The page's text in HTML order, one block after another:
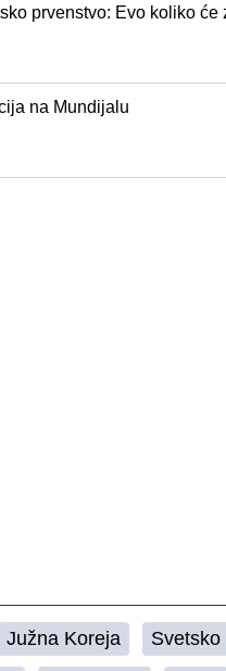
prvenstvo: Evo koliko će
na Mundijalu
Južna Koreja